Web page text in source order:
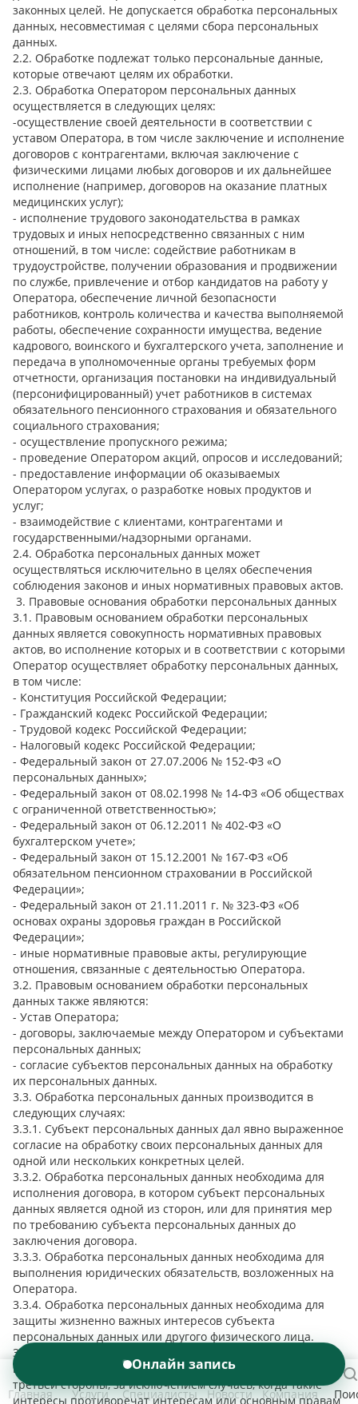
законных целей. Не допускается обработка персональных
данных, несовместимая с целями сбора персональных
данных.
2.2. Обработке подлежат только персональные данные,
которые отвечают целям их обработки.
2.3. Обработка Оператором персональных данных
осуществляется в следующих целях:
-осуществление своей деятельности в соответствии с
уставом Оператора, в том числе заключение и исполнение
договоров с контрагентами, включая заключение с
физическими лицами любых договоров и их дальнейшее
исполнение (например, договоров на оказание платных
медицинских услуг);
- исполнение трудового законодательства в рамках
трудовых и иных непосредственно связанных с ним
отношений, в том числе: содействие работникам в
трудоустройстве, получении образования и продвижении
по службе, привлечение и отбор кандидатов на работу у
Оператора, обеспечение личной безопасности
работников, контроль количества и качества выполняемой
работы, обеспечение сохранности имущества, ведение
кадрового, воинского и бухгалтерского учета, заполнение и
передача в уполномоченные органы требуемых форм
отчетности, организация постановки на индивидуальный
(персонифицированный) учет работников в системах
обязательного пенсионного страхования и обязательного
социального страхования;
- осуществление пропускного режима;
- проведение Оператором акций, опросов и исследований;
- предоставление информации об оказываемых
Оператором услугах, о разработке новых продуктов и
услуг;
- взаимодействие с клиентами, контрагентами и
государственными/надзорными органами.
2.4. Обработка персональных данных может
осуществляться исключительно в целях обеспечения
соблюдения законов и иных нормативных правовых актов.
3. Правовые основания обработки персональных данных
3.1. Правовым основанием обработки персональных
данных является совокупность нормативных правовых
актов, во исполнение которых и в соответствии с которыми
Оператор осуществляет обработку персональных данных,
в том числе:
- Конституция Российской Федерации;
- Гражданский кодекс Российской Федерации;
- Трудовой кодекс Российской Федерации;
- Налоговый кодекс Российской Федерации;
- Федеральный закон от 27.07.2006 № 152-ФЗ «О
персональных данных»;
- Федеральный закон от 08.02.1998 № 14-ФЗ «Об обществах
с ограниченной ответственностью»;
- Федеральный закон от 06.12.2011 № 402-ФЗ «О
бухгалтерском учете»;
- Федеральный закон от 15.12.2001 № 167-ФЗ «Об
обязательном пенсионном страховании в Российской
Федерации»;
- Федеральный закон от 21.11.2011 г. № 323-ФЗ «Об
основах охраны здоровья граждан в Российской
Федерации»;
- иные нормативные правовые акты, регулирующие
отношения, связанные с деятельностью Оператора.
3.2. Правовым основанием обработки персональных
данных также являются:
- Устав Оператора;
- договоры, заключаемые между Оператором и субъектами
персональных данных;
- согласие субъектов персональных данных на обработку
их персональных данных.
3.3. Обработка персональных данных производится в
следующих случаях:
3.3.1. Субъект персональных данных дал явно выраженное
согласие на обработку своих персональных данных для
одной или нескольких конкретных целей.
3.3.2. Обработка персональных данных необходима для
исполнения договора, в котором субъект персональных
данных является одной из сторон, или для принятия мер
по требованию субъекта персональных данных до
заключения договора.
3.3.3. Обработка персональных данных необходима для
выполнения юридических обязательств, возложенных на
Оператора.
3.3.4. Обработка персональных данных необходима для
защиты жизненно важных интересов субъекта
персональных данных или другого физического лица.
3.3.5. Обработка персональных данных необходима для
целей обеспечения законных интересов Оператора или
третьей стороны, за исключением случаев, когда такие
интересы противоречат интересам или основным правам
Главная Услуги Специалисты Новости Компания
Онлайн запись